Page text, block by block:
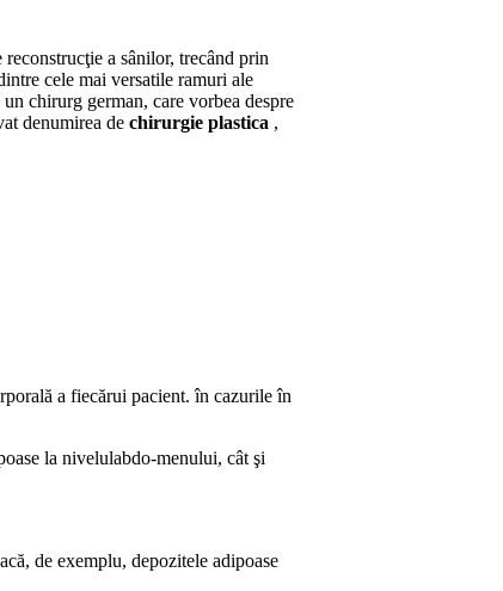
a sânilor, trecând prin
cele mai versatile ramuri ale
chirurg german, care vorbea despre
denumirea de chirurgie plastica ,
a fiecărui pacient. în cazurile în
la nivelulabdo-menului, cât şi
de exemplu, depozitele adipoase